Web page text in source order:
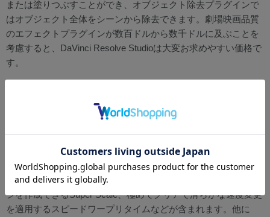
または塗りつぶすことができ、オブジェクト除去プラグインで
はオブジェクト全体をシーンから除去できます。劇場映画品質
のエフェクトプラグインが数百ドルから数千ドルに及ぶことを
考慮すると、DaVinci Resolve Studioは大変お求めやすい価格で
す。
DaVinci Neural Engineは、最先端のディープニューラルネット
ワークおよび機械学習を使用して、DaVinci Resolve Studioにの
み搭載された機能を駆動します。それらの中には、ショット内
の人物に基づいてメディアを自動的に複数のビンに分類する顔
認識機能や、HDソースを高解像度化して高品質の4K/8Kイメー
ジを作成できるSuper Scale、極めてクリアで滑らかな速度変更
を適用するスピードワープリタイムなどが含まれます。他に